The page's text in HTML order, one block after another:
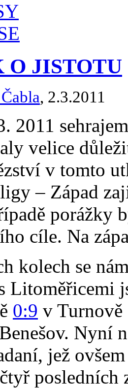
O JISTOTU
, 2.3.2011
2011
velice
v tomto
– Západ
porážky
cíle. Na
kolech se
Litoměřicemi
0:9 v
Nyní
jež
posledních